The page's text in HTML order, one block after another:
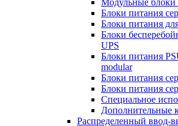
Модульные блоки
Блоки питания
Блоки питания
Блоки
UPS
Блоки питания
modular
Блоки питания
Блоки питания
Специальное
Дополнительные
Распределенный ввод-